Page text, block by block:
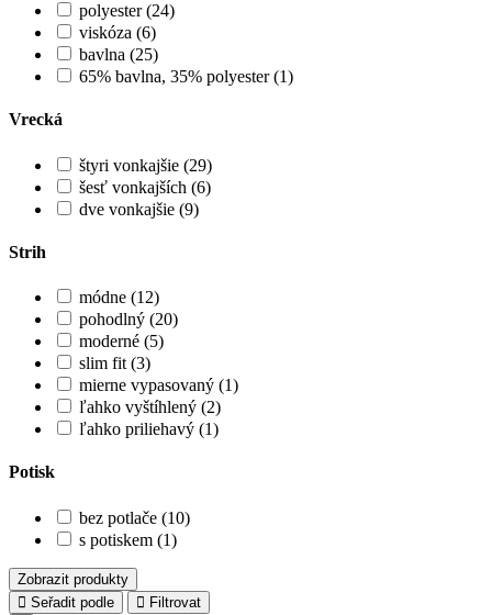
polyester (24)
viskóza (6)
bavlna (25)
65% bavlna, 35% polyester (1)
Vrecká
štyri vonkajšie (29)
šesť vonkajších (6)
dve vonkajšie (9)
Strih
módne (12)
pohodlný (20)
moderné (5)
slim fit (3)
mierne vypasovaný (1)
ľahko vyštíhlený (2)
ľahko priliehavý (1)
Potisk
bez potlače (10)
s potiskem (1)
Zobrazit produkty
Seřadit podle
Filtrovat